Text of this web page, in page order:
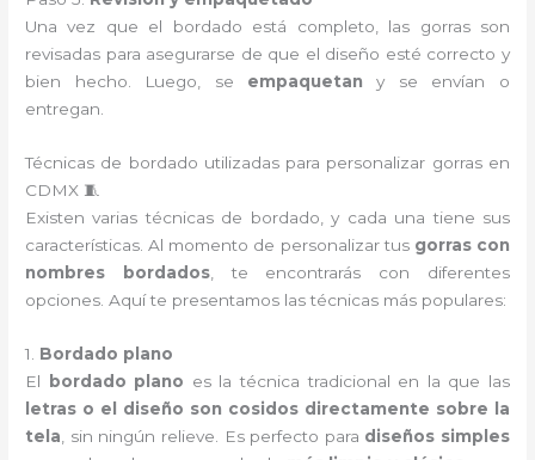
Una vez que el bordado está completo, las gorras son
revisadas para asegurarse de que el diseño esté correcto y
bien hecho. Luego, se empaquetan y se envían o
entregan.
Técnicas de bordado utilizadas para personalizar gorras en
CDMX 🧵
Existen varias técnicas de bordado, y cada una tiene sus
características. Al momento de personalizar tus gorras con
nombres bordados, te encontrarás con diferentes
opciones. Aquí te presentamos las técnicas más populares:
1. Bordado plano
El
bordado plano es la técnica tradicional en la que las
letras o el diseño son cosidos directamente sobre la
tela , sin ningún relieve. Es perfecto para diseños simples